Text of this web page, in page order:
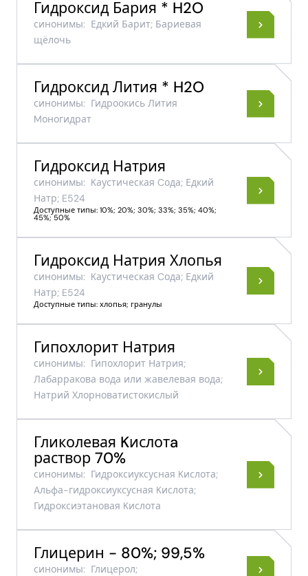
Гидроксид Бария * H2O
синонимы: Едкий Барит; Бариевая
щёлочь
Гидроксид Лития * H2O
синонимы: Гидроокись Лития
Mоногидрат
Гидроксид Натрия
синонимы: Kаустическая Cода; Едкий
Натр; E524
Доступные типы: 10%; 20%; 30%; 33%; 35%; 40%;
45%; 50%
Гидроксид Натрия Хлопья
синонимы: Kаустическая Cода; Едкий
Натр; E524
Доступные типы: хлопья; гранулы
Гипохлорит Натрия
синонимы: Гипохлорит Натрия;
Лабарракова вода или жавелевая вода;
Натрий Хлорноватистокислый
Гликолевая Kислотa
раствор 70%
синонимы: Гидроксиуксусная Kислота;
Aльфа-гидроксиуксусная Kислота;
Гидроксиэтановая Kислота
Глицерин - 80%; 99,5%
синонимы: Глицерол;